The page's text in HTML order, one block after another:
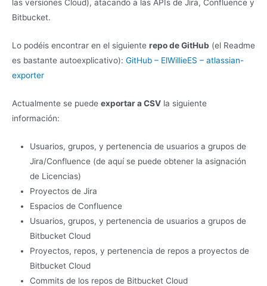
las versiones Cloud), atacando a las APIs de Jira, Confluence y
Bitbucket.
Lo podéis encontrar en el siguiente repo de GitHub (el Readme
es bastante autoexplicativo): GitHub – ElWillieES – atlassian-
exporter
Actualmente se puede exportar a CSV la siguiente
información:
Usuarios, grupos, y pertenencia de usuarios a grupos de
Jira/Confluence (de aquí se puede obtener la asignación
de Licencias)
Proyectos de Jira
Espacios de Confluence
Usuarios, grupos, y pertenencia de usuarios a grupos de
Bitbucket Cloud
Proyectos, repos, y pertenencia de repos a proyectos de
Bitbucket Cloud
Commits de los repos de Bitbucket Cloud